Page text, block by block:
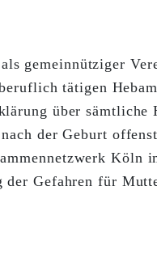
gemeinnütziger
tätigen
über sämtliche
der Geburt
Köln
der Gefahren für